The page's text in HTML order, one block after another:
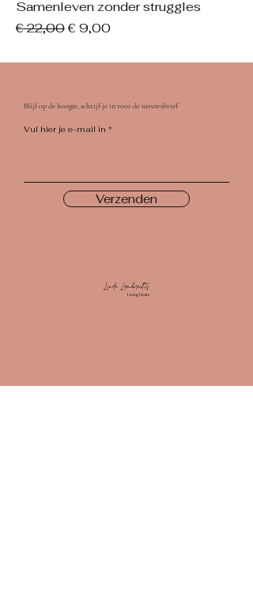
Samenleven zonder struggles
Normale prijs
€ 22,00Verkoopprijs
€ 9,00
Blijf op de hoogte, schrijf je in voor de nieuwsbrief
Vul hier je e-mail in
Verzenden